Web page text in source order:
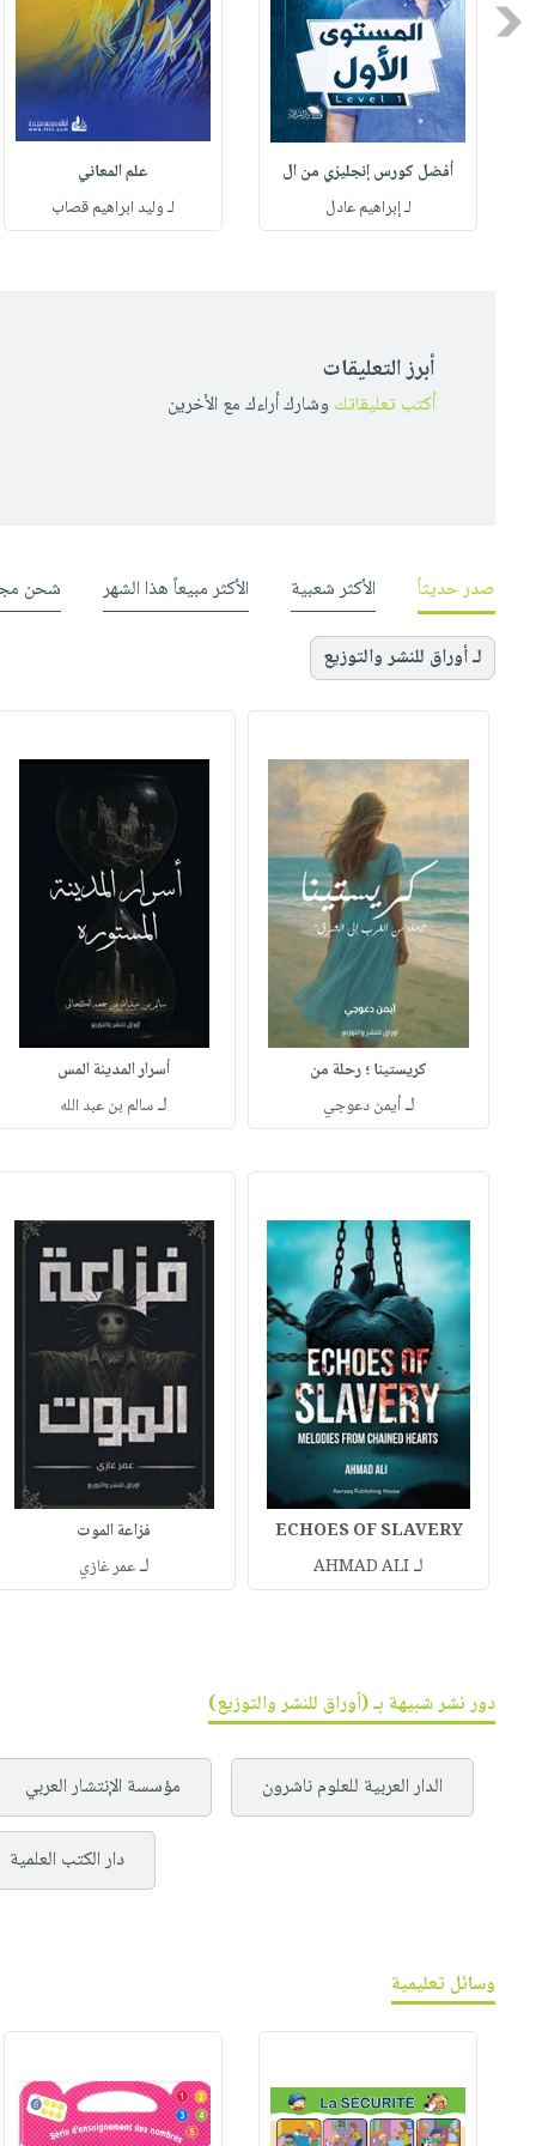
Previous
أفضل كورس إنجليزي من ال
لـ إبراهيم عادل
علم المعاني
لـ وليد ابراهيم قصاب
أبرز التعليقات
أكتب تعليقاتك وشارك أراءك مع الأخرين
صدر حديثاً الأكثر شعبية الأكثر مبيعاً هذا الشهر شحن
لـ أوراق للنشر والتوزيع
كريستينا ؛ رحلة من
لـأيمن دعوجي
أسرار المدينة المس
لـسالم بن عبد الله
ECHOES OF SLAVERY
لـAHMAD ALI
فزاعة الموت
لـعمر غازي
دور نشر شبيهة بـ (أوراق للنشر والتوزيع)
الدار العربية للعلوم ناشرون مؤسسة الإنتشار العربي
دار الكتب العلمية
وسائل تعليمية